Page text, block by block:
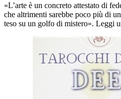
«L’arte è un concreto attestato di
che altrimenti sarebbe poco più di
teso su un golfo di mistero». Leggi